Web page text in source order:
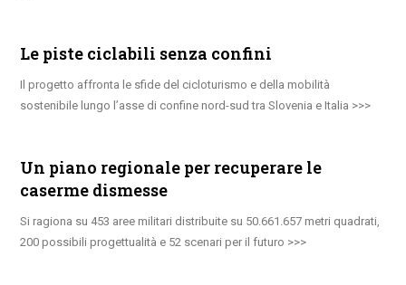
Le piste ciclabili senza confini
Il progetto affronta le sfide del cicloturismo e della mobilità
sostenibile lungo l’asse di confine nord-sud tra Slovenia e Italia
Un piano regionale per recuperare le
caserme dismesse
Si ragiona su 453 aree militari distribuite su 50.661.657 metri quadrati,
200 possibili progettualità e 52 scenari per il futuro